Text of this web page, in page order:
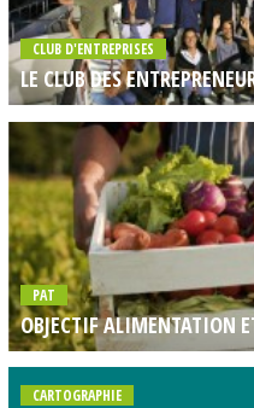
CLUB D'ENTREPRISES
LE CLUB DES
PAT
OBJECTIF ALIMENTATION
CARTOGRAPHIE